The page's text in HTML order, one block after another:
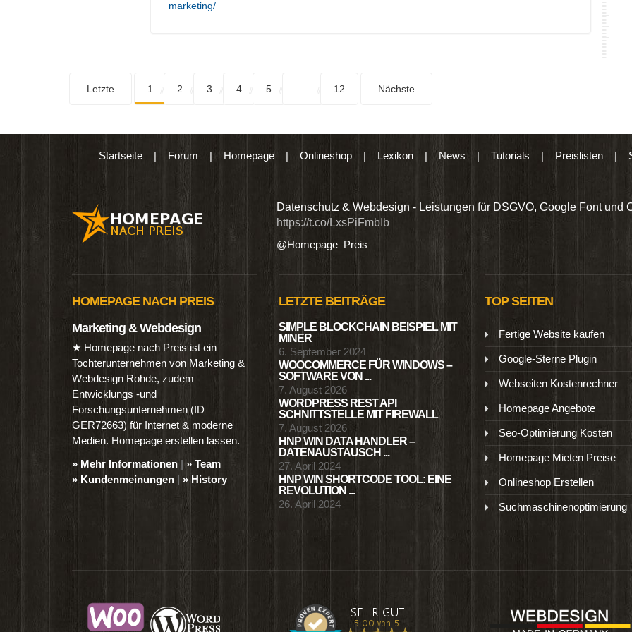
marketing/
Letzte 1 2 3 4 5 12 Nächste
Startseite| Forum | Homepage| Onlineshop| Lexikon| News | Tutorials | Preislisten|
Produkten wie Ebooks & DVDs.… Datenschutz & Webdesign - Leistungen für DSGVO, Google Font und
https://t.co/LxsPiFmbIb
@Homepage_Preis
HOMEPAGE NACH PREIS
Marketing & Webdesign
★ Homepage nach Preis ist ein
Tochterunternehmen von Marketing &
Webdesign Rohde, zudem
Entwicklungs -und
Forschungsunternehmen (ID
GER72663) für Internet & moderne
Medien. Homepage erstellen lassen.
» Mehr Informationen | » Team
» Kundenmeinungen | » History
LETZTE BEITRÄGE
SIMPLE BLOCKCHAIN BEISPIEL MIT
MINER
6. September 2024
WOOCOMMERCE FÜR WINDOWS –
SOFTWARE VON ...
7. August 2026
WORDPRESS REST API
SCHNITTSTELLE MIT FIREWALL
7. August 2026
HNP WIN DATA HANDLER –
DATENAUSTAUSCH ...
27. April 2024
HNP WIN SHORTCODE TOOL: EINE
REVOLUTION ...
26. April 2024
TOP SEITEN
Fertige Website kaufen
Google-Sterne Plugin
Webseiten Kostenrechner
Homepage Angebote
Seo-Optimierung Kosten
Homepage Mieten Preise
Onlineshop Erstellen
Suchmaschinenoptimierung